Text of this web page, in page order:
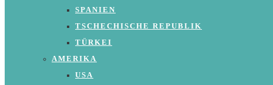
SPANIEN
TSCHECHISCHE REPUBLIK
TÜRKEI
AMERIKA
USA